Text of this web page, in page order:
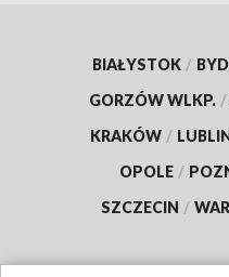
BIAŁYSTOK /
GORZÓW WLKP. /
KRAKÓW /
OPOLE /
SZCZECIN /